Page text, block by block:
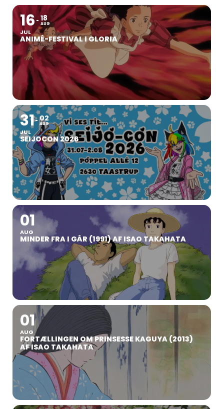
16
JUL
18
AUG
ANIMÉ-FESTIVAL I GLORIA
31
JUL
02
AUG
SEIJOCON 2026
01
AUG
MINDER FRA I GÅR (1991) AF ISAO TAKAHATA
01
AUG
FORTÆLLINGEN OM PRINSESSE KAGUYA (2013)
AF ISAO TAKAHATA